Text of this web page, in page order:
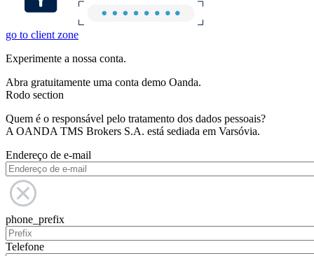
go to client zone
Experimente a nossa conta.
Abra gratuitamente uma conta demo Oanda.
Rodo section
Quem é o responsável pelo tratamento dos dados pessoais?
A OANDA TMS Brokers S.A. está sediada em Varsóvia.
Endereço de e-mail
phone_prefix
Telefone